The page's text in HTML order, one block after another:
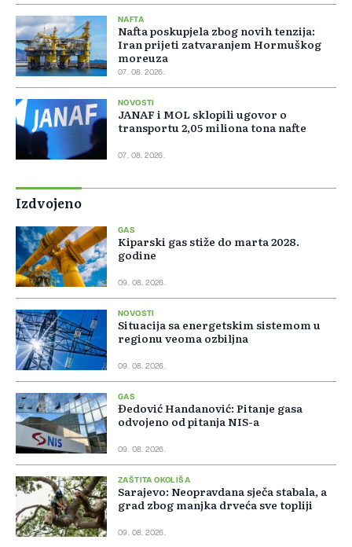
NAFTA
Nafta poskupjela zbog novih tenzija:
Iran prijeti zatvaranjem Hormuškog
moreuza
07. 08. 2026.
NOVOSTI
JANAF i MOL sklopili ugovor o
transportu 2,05 miliona tona nafte
07. 08. 2026.
Izdvojeno
GAS
Kiparski gas stiže do marta 2028.
godine
09. 08. 2026.
NOVOSTI
Situacija sa energetskim sistemom u
regionu veoma ozbiljna
09. 08. 2026.
GAS
Đedović Handanović: Pitanje gasa
odvojeno od pitanja NIS-a
09. 08. 2026.
ZAŠTITA OKOLIŠA
Sarajevo: Neopravdana sječa stabala, a
grad zbog manjka drveća sve topliji
09. 08. 2026.